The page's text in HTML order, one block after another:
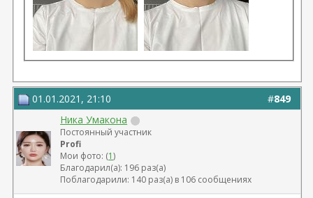
#849
01.01.2021, 21:10
Ника Умакона
Постоянный участник
Profi
Мои фото: (1)
Благодарил(а): 196 раз(а)
Поблагодарили: 140 раз(а) в 106 сообщениях